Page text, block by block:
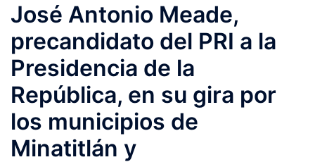
José Antonio Meade,
precandidato del PRI a la
Presidencia de la
República, en su gira por
los municipios de
Minatitlán y